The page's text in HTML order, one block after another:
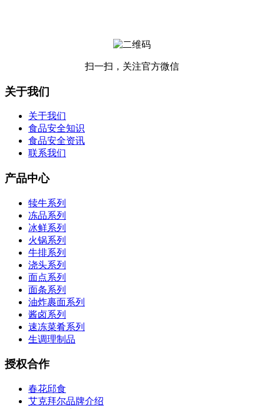
扫一扫，关注官方微信
关于我们
关于我们
食品安全知识
食品安全资讯
联系我们
产品中心
犊牛系列
冻品系列
冰鲜系列
火锅系列
牛排系列
浇头系列
面点系列
面条系列
油炸裹面系列
酱卤系列
速冻菜肴系列
生调理制品
授权合作
春花邱食
艾克拜尔品牌介绍